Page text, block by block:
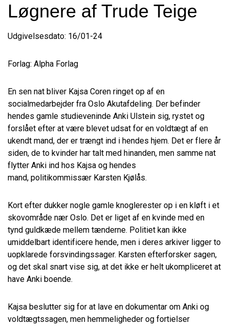
Løgnere af Trude Teige
Udgivelsesdato: 16/01-24
Forlag: Alpha Forlag
En sen nat bliver Kajsa Coren ringet op af en
socialmedarbejder fra Oslo Akutafdeling. Der befinder
hendes gamle studieveninde Anki Ulstein sig, rystet og
forslået efter at være blevet udsat for en voldtægt af en
ukendt mand, der er trængt ind i hendes hjem. Det er flere år
siden, de to kvinder har talt med hinanden, men samme nat
flytter Anki ind hos Kajsa og hendes
mand, politikommissær Karsten Kjølås.
Kort efter dukker nogle gamle knoglerester op i en kløft i et
skovområde nær Oslo. Det er liget af en kvinde med en
tynd guldkæde mellem tænderne. Politiet kan ikke
umiddelbart identificere hende, men i deres arkiver ligger to
uopklarede forsvindingssager. Karsten efterforsker sagen,
og det skal snart vise sig, at det ikke er helt ukompliceret at
have Anki boende.
Kajsa beslutter sig for at lave en dokumentar om Anki og
voldtægtssagen, men hemmeligheder og fortielser